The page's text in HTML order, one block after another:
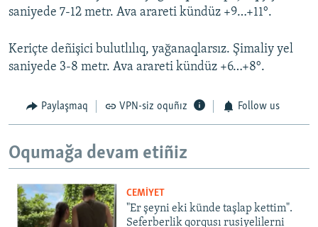
saniyede 7-12 metr. Ava arareti kündüz +9…+11°.
Keriçte deñişici bulutlılıq, yağanaqlarsız. Şimaliy yel
saniyede 3-8 metr. Ava arareti kündüz +6…+8°.
Paylaşmaq VPN-siz oquñız Follow us
Oqumağa devam etiñiz
CEMİYET
"Er şeyni eki künde taşlap kettim".
Seferberlik qorqusı rusiyelilerni